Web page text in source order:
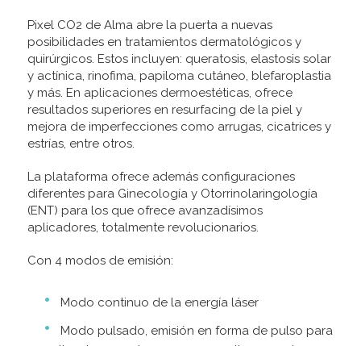
Pixel CO2 de Alma abre la puerta a nuevas
posibilidades en tratamientos dermatológicos y
quirúrgicos. Estos incluyen: queratosis, elastosis solar
y actínica, rinofima, papiloma cutáneo, blefaroplastia
y más. En aplicaciones dermoestéticas, ofrece
resultados superiores en resurfacing de la piel y
mejora de imperfecciones como arrugas, cicatrices y
estrías, entre otros.
La plataforma ofrece además configuraciones
diferentes para Ginecología y Otorrinolaringología
(ENT) para los que ofrece avanzadísimos
aplicadores, totalmente revolucionarios.
Con 4 modos de emisión:
Modo continuo de la energía láser
Modo pulsado, emisión en forma de pulso para